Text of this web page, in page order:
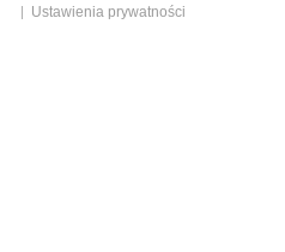
Ustawienia prywatności